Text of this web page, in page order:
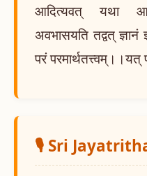
आदित्यवत् यथा
अवभासयति तद्वत्
परं परमार्थतत्त्वम्।।यत्
🎙️ Sri